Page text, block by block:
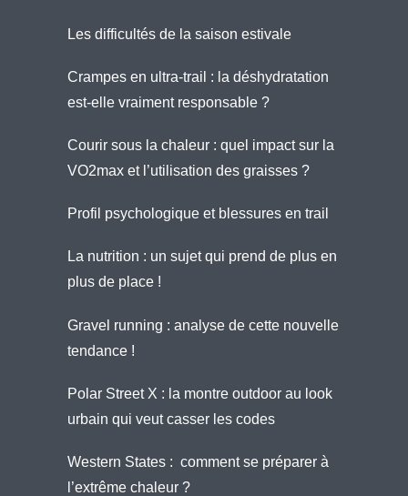
Les difficultés de la saison estivale
Crampes en ultra-trail : la déshydratation
est-elle vraiment responsable ?
Courir sous la chaleur : quel impact sur la
VO2max et l’utilisation des graisses ?
Profil psychologique et blessures en trail
La nutrition : un sujet qui prend de plus en
plus de place !
Gravel running : analyse de cette nouvelle
tendance !
Polar Street X : la montre outdoor au look
urbain qui veut casser les codes
Western States : comment se préparer à
l’extrême chaleur ?